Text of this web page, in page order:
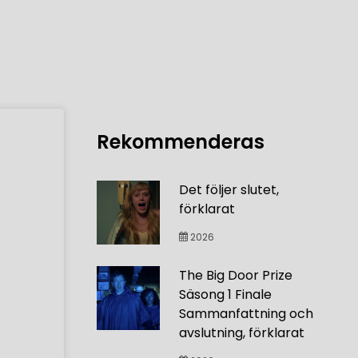
Rekommenderas
Det följer slutet,
förklarat
2026
The Big Door Prize
Säsong 1 Finale
Sammanfattning och
avslutning, förklarat